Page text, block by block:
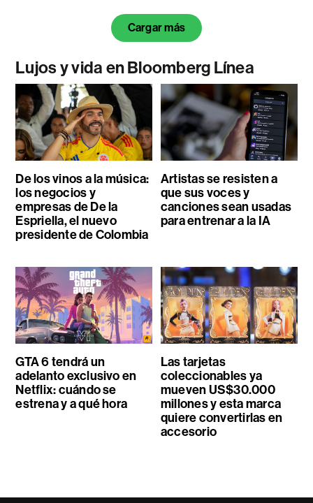
Cargar más
Lujos y vida en Bloomberg Línea
De los vinos a la música:
los negocios y
empresas de De la
Espriella, el nuevo
presidente de Colombia
Artistas se resisten a
que sus voces y
canciones sean usadas
para entrenar a la IA
GTA 6 tendrá un
adelanto exclusivo en
Netflix: cuándo se
estrena y a qué hora
Las tarjetas
coleccionables ya
mueven US$30.000
millones y esta marca
quiere convertirlas en
accesorio